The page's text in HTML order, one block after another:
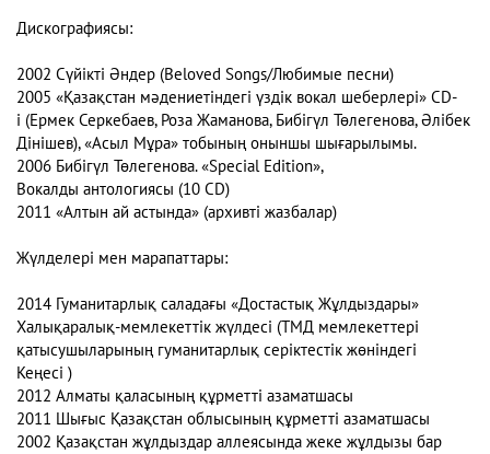
Дискографиясы:
2002 Cүйiктi Әндер (Beloved Songs/Любимые песни)
2005 «Қазақстан мәдениетіндегі үздік вокал шеберлері» CD-
і (Ермек Серкебаев, Роза Жаманова, Бибігүл Төлегенова, Әлібек
Дінішев), «Асыл Мұра» тобының оныншы шығарылымы.
2006 Бибігүл Төлегенова. «Special Edition»,
Вокалды антологиясы (10 CD)
2011 «Алтын ай астында» (архивті жазбалар)
Жүлделері мен марапаттары:
2014 Гуманитарлық саладағы «Достастық Жұлдыздары»
Халықаралық-мемлекеттік жүлдесі (ТМД мемлекеттері
қатысушыларының гуманитарлық серіктестік жөніндегі
Кеңесі )
2012 Алматы қаласының құрметті азаматшасы
2011 Шығыс Қазақстан облысының құрметті азаматшасы
2002 Қазақстан жұлдыздар аллеясында жеке жұлдызы бар